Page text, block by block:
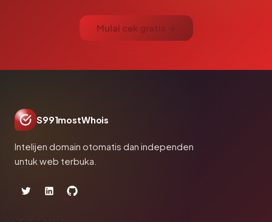
Mulai cek gratis →
S991mostWhois
Intelijen domain otomatis dan independen
untuk web terbuka.